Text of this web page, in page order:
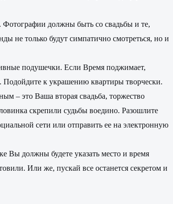
Фотографии должны быть со свадьбы и те,
не только будут симпатично смотреться, но и
подушечки. Если Время поджимает,
Подойдите к украшению квартиры творчески.
– это Ваша вторая свадьба, торжество
скрепили судьбы воедино. Разошлите
сети или отправить ее на электронную
Вы должны будете указать место и время
Или же, пускай все останется секретом и